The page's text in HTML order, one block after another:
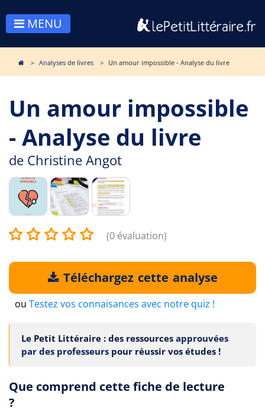
MENU
Analyses de livres Un amour impossible - Analyse du livre
Un amour impossible
- Analyse du livre
de Christine Angot
(0 évaluation)
Téléchargez cette analyse
ou Testez vos connaisances avec notre quiz !
Le Petit Littéraire : des ressources approuvées
par des professeurs pour réussir vos études !
Que comprend cette fiche de lecture
?